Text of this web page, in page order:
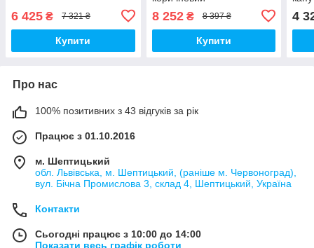
6 425 ₴ 7 321 ₴
Купити
8 252₴ 8 397 ₴
Купити
4
Про нас
100% позитивних з 43 відгуків за рік
Працює з 01.10.2016
м. Шептицький
обл. Львівська, м. Шептицький, (раніше м. Червоноград),
вул. Бічна Промислова 3, склад 4, Шептицький, Україна
Контакти
Сьогодні працює з 10:00 до 14:00
Показати весь графік роботи